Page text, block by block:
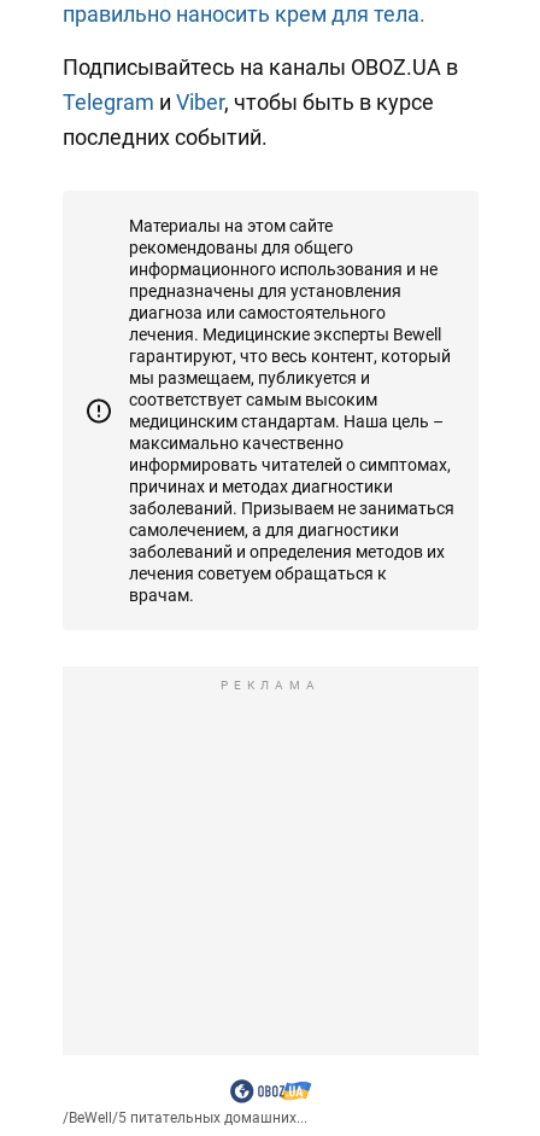
правильно наносить крем для тела.
Подписывайтесь на каналы OBOZ.UA в
Telegram и Viber, чтобы быть в курсе
последних событий.
Материалы на этом сайте
рекомендованы для общего
информационного использования и не
предназначены для установления
диагноза или самостоятельного
лечения. Медицинские эксперты Bewell
гарантируют, что весь контент, который
мы размещаем, публикуется и
соответствует самым высоким
медицинским стандартам. Наша цель –
максимально качественно
информировать читателей о симптомах,
причинах и методах диагностики
заболеваний. Призываем не заниматься
самолечением, а для диагностики
заболеваний и определения методов их
лечения советуем обращаться к
врачам.
РЕКЛАМА
/BeWell /5 питательных домашних...